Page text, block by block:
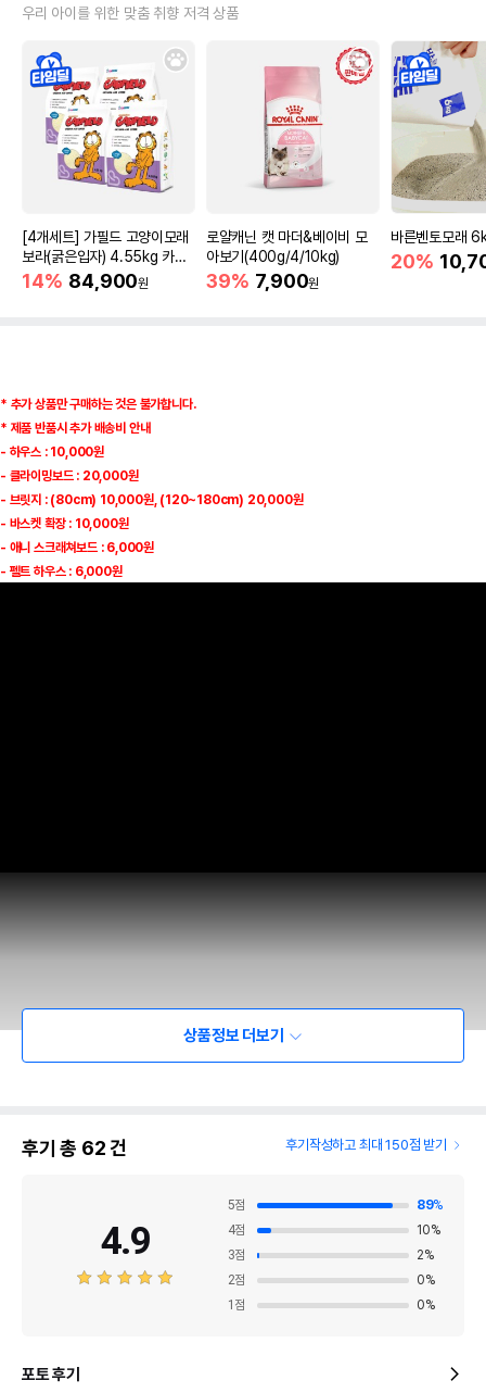
우리 아이를 위한 맞춤 취향 저격 상품
[4개세트] 가필드 고양이모래
보라(굵은입자) 4.55kg 카사
바모래
14% 84,900원
로얄캐닌 캣 마더&베이비 모
아보기(400g/4/10kg)
39% 7,900원
바른벤토모래
20%
* 추가 상품만 구매하는 것은 불가합니다.
* 제품 반품시 추가 배송비 안내
- 하우스 : 10,000원
- 클라이밍보드 : 20,000원
- 브릿지 : (80cm) 10,000원, (120~180cm) 20,000원
- 바스켓 확장 : 10,000원
- 애니 스크래쳐보드 : 6,000원
- 펠트 하우스 : 6,000원
상품정보 더보기
후기 총 62건 후기작성하고 최대 150점 받기
4.9
5점 89%
4점 10%
3점 2%
2점 0%
1 점 0%
포토 후기